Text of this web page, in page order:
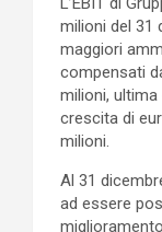
milioni del 31
maggiori
compensati
milioni,
crescita di
milioni.
Al 31
ad essere